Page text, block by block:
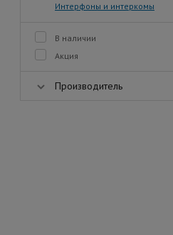
Интерфоны и интеркомы
В наличии
Акция
Производитель